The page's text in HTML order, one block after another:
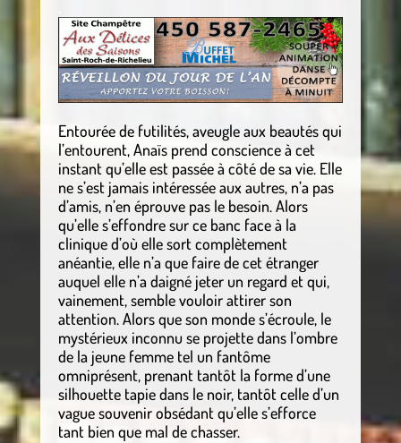
Entourée de futilités, aveugle aux beautés qui
l’entourent, Anaïs prend conscience à cet
instant qu’elle est passée à côté de sa vie. Elle
ne s’est jamais intéressée aux autres, n’a pas
d’amis, n’en éprouve pas le besoin. Alors
qu’elle s’effondre sur ce banc face à la
clinique d’où elle sort complètement
anéantie, elle n’a que faire de cet étranger
auquel elle n’a daigné jeter un regard et qui,
vainement, semble vouloir attirer son
attention. Alors que son monde s’écroule, le
mystérieux inconnu se projette dans l’ombre
de la jeune femme tel un fantôme
omniprésent, prenant tantôt la forme d’une
silhouette tapie dans le noir, tantôt celle d’un
vague souvenir obsédant qu’elle s’efforce
tant bien que mal de chasser.